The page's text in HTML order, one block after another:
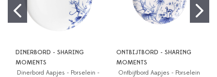
DINERBORD - SHARING
MOMENTS
Dinerbord Aapjes - Porselein -
ONTBIJTBORD - SHARING
MOMENTS
Ontbijtbord Aapjes - Porselein